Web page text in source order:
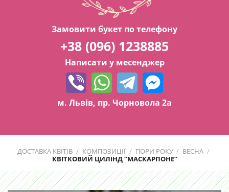
Замовити букет по телефону
+38 (096) 1238885
Написати у месенджер
м. Львів, пр. Чорновола 2а
ДОСТАВКА КВІТІВ / КОМПОЗИЦІЇ / ПОРИ РОКУ / ВЕСНА /
КВІТКОВИЙ ЦИЛІНД “МАСКАРПОНЕ”